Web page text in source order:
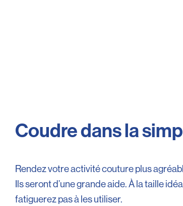
Coudre dans la
Rendez votre activité couture plus
Ils seront d’une grande aide. À la taille
fatiguerez pas à les utiliser.